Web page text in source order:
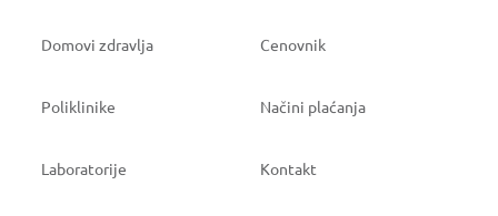
Domovi zdravlja Cenovnik
Poliklinike Načini plaćanja
Laboratorije Kontakt